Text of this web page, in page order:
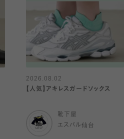
2026.08.02
【人気】アキレスガードソックス
靴下屋
エスパル仙台